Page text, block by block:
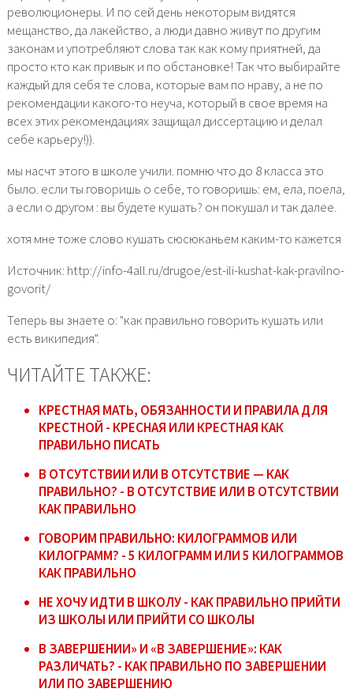
революционеры. И по сей день некоторым видятся
мещанство, да лакейство, а люди давно живут по другим
законам и употребляют слова так как кому приятней, да
просто кто как привык и по обстановке! Так что выбирайте
каждый для себя те слова, которые вам по нраву, а не по
рекомендации какого-то неуча, который в свое время на
всех этих рекомендациях защищал диссертацию и делал
себе карьеру!)).
мы насчт этого в школе учили. помню что до 8 класса это
было. если ты говоришь о себе, то говоришь: ем, ела, поела,
а если о другом : вы будете кушать? он покушал и так далее.
хотя мне тоже слово кушать сюсюканьем каким-то кажется
Источник: http://info-4all.ru/drugoe/est-ili-kushat-kak-pravilno-
govorit/
Теперь вы знаете о: "как правильно говорить кушать или
есть википедия".
ЧИТАЙТЕ ТАКЖЕ:
КРЕСТНАЯ МАТЬ, ОБЯЗАННОСТИ И ПРАВИЛА ДЛЯ
КРЕСТНОЙ - КРЕСНАЯ ИЛИ КРЕСТНАЯ КАК
ПРАВИЛЬНО ПИСАТЬ
В ОТСУТСТВИИ ИЛИ В ОТСУТСТВИЕ — КАК
ПРАВИЛЬНО? - В ОТСУТСТВИЕ ИЛИ В ОТСУТСТВИИ
КАК ПРАВИЛЬНО
ГОВОРИМ ПРАВИЛЬНО: КИЛОГРАММОВ ИЛИ
КИЛОГРАММ? - 5 КИЛОГРАММ ИЛИ 5 КИЛОГРАММОВ
КАК ПРАВИЛЬНО
НЕ ХОЧУ ИДТИ В ШКОЛУ - КАК ПРАВИЛЬНО ПРИЙТИ
ИЗ ШКОЛЫ ИЛИ ПРИЙТИ СО ШКОЛЫ
В ЗАВЕРШЕНИИ» И «В ЗАВЕРШЕНИЕ»: КАК
РАЗЛИЧАТЬ? - КАК ПРАВИЛЬНО ПО ЗАВЕРШЕНИИ
ИЛИ ПО ЗАВЕРШЕНИЮ